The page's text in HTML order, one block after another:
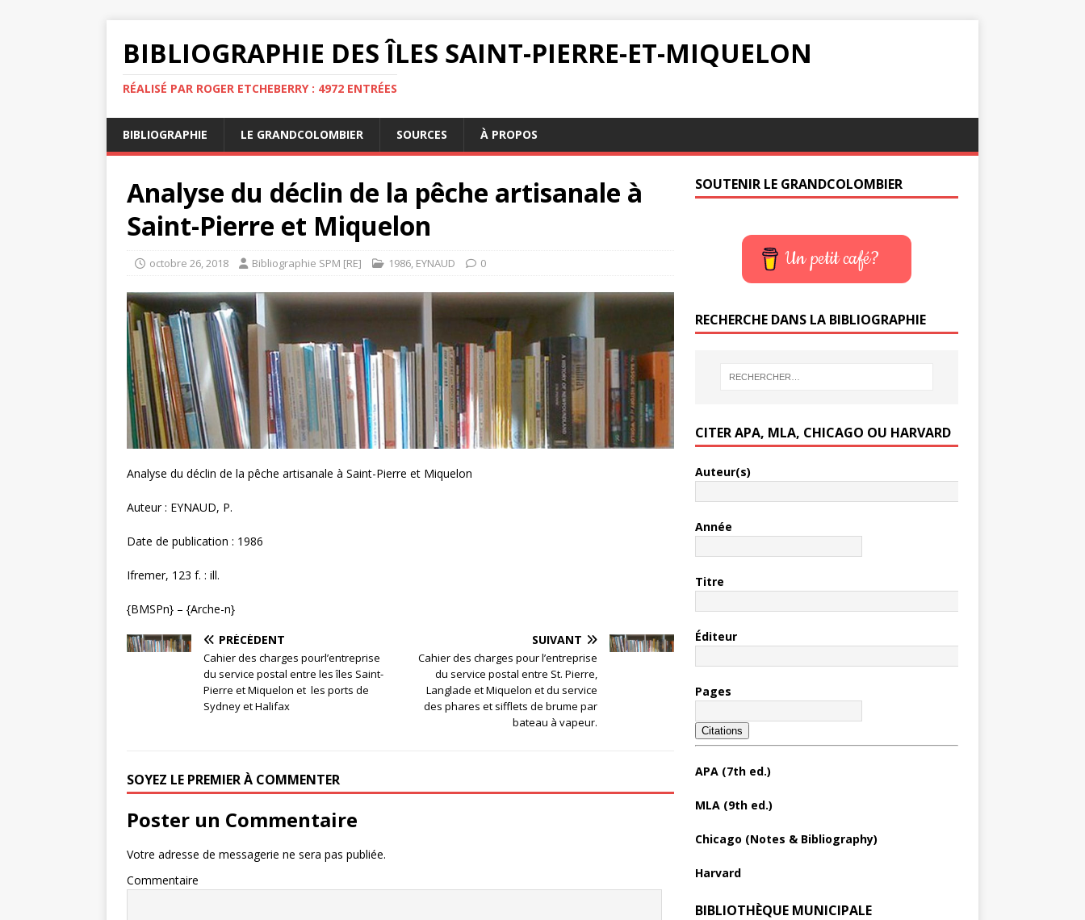
BIBLIOGRAPHIE DES ÎLES SAINT-PIERRE-ET-MIQUELON
RÉALISÉ PAR ROGER ETCHEBERRY : 4972 ENTRÉES
BIBLIOGRAPHIE LE GRANDCOLOMBIER SOURCES À PROPOS
Analyse du déclin de la pêche artisanale à
Saint-Pierre et Miquelon
octobre 26, 2018 Bibliographie SPM [RE] 1986, EYNAUD 0
Analyse du déclin de la pêche artisanale à Saint-Pierre et Miquelon
Auteur : EYNAUD, P.
Date de publication : 1986
Ifremer, 123 f. : ill.
{BMSPn} – {Arche-n}
PRÉCÉDENT
Cahier des charges pourl’entreprise
du service postal entre les îles Saint-
Pierre et Miquelon et les ports de
Sydney et Halifax
SUIVANT
Cahier des charges pour l’entreprise
du service postal entre St. Pierre,
Langlade et Miquelon et du service
des phares et sifflets de brume par
bateau à vapeur.
SOYEZ LE PREMIER À COMMENTER
Poster un Commentaire
Votre adresse de messagerie ne sera pas publiée.
Commentaire
SOUTENIR LE GRANDCOLOMBIER
Un petit café?
RECHERCHE DANS LA BIBLIOGRAPHIE
CITER APA, MLA, CHICAGO OU HARVARD
Auteur(s)
Année
Titre
Éditeur
Pages
Citations
APA (7th ed.)
MLA (9th ed.)
Chicago (Notes & Bibliography)
Harvard
BIBLIOTHÈQUE MUNICIPALE